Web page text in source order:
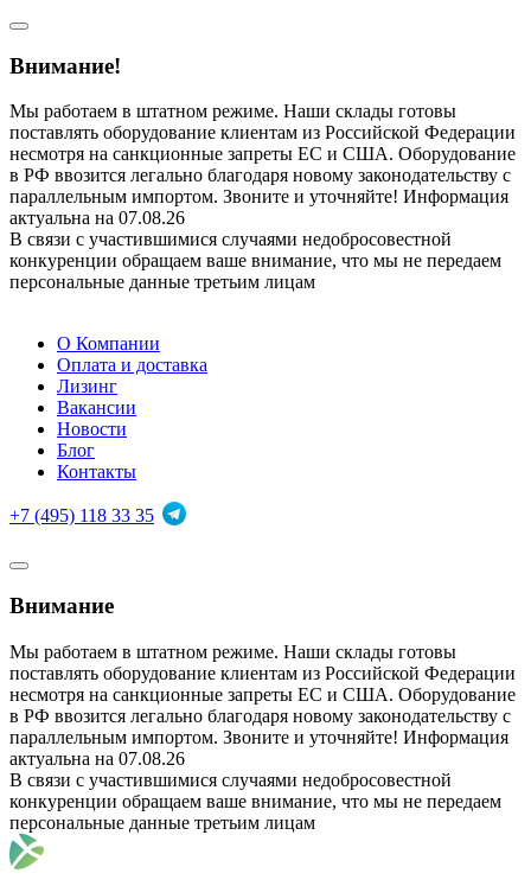
Внимание!
Мы работаем в штатном режиме. Наши склады готовы
поставлять оборудование клиентам из Российской Федерации
несмотря на санкционные запреты ЕС и США. Оборудование
в РФ ввозится легально благодаря новому законодательству с
параллельным импортом. Звоните и уточняйте! Информация
актуальна на 07.08.26
В связи с участившимися случаями недобросовестной
конкуренции обращаем ваше внимание, что мы не передаем
персональные данные третьим лицам
О Компании
Оплата и доставка
Лизинг
Вакансии
Новости
Блог
Контакты
+7 (495) 118 33 35
Внимание
Мы работаем в штатном режиме. Наши склады готовы
поставлять оборудование клиентам из Российской Федерации
несмотря на санкционные запреты ЕС и США. Оборудование
в РФ ввозится легально благодаря новому законодательству с
параллельным импортом. Звоните и уточняйте! Информация
актуальна на 07.08.26
В связи с участившимися случаями недобросовестной
конкуренции обращаем ваше внимание, что мы не передаем
персональные данные третьим лицам